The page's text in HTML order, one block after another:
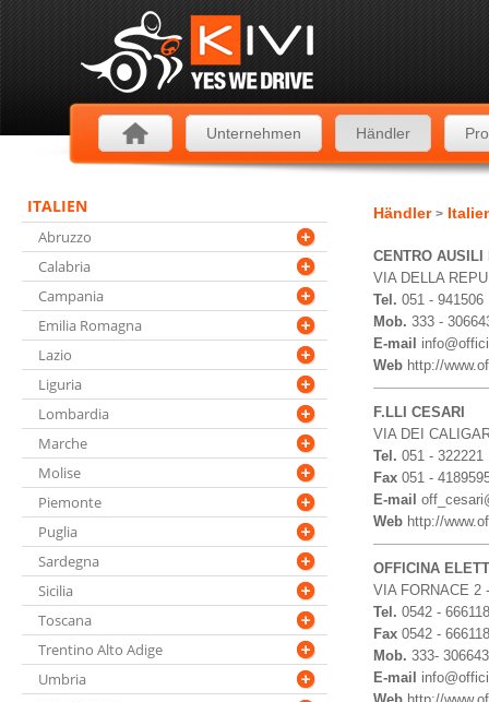
Unternehmen Händler
ITALIEN
Abruzzo
Calabria
Campania
Emilia Romagna
Lazio
Liguria
Lombardia
Marche
Molise
Piemonte
Puglia
Sardegna
Sicilia
Toscana
Trentino Alto Adige
Umbria
Händler >
CENTRO
VIA DELLA
Tel. 051 - 941506
Mob. 333 -
E-mail
Web http://
F.LLI CESARI
VIA DEI
Tel. 051 - 322221
Fax 051 -
E-mail
Web http://
OFFICINA
VIA FORNACE 2
Tel. 0542 - 666118
Fax 0542 - 666118
Mob. 333-
E-mail